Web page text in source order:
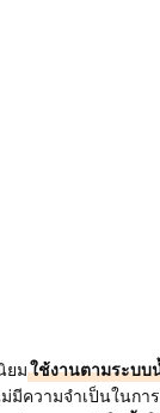
ยมใช้งานตามระบบ
ความจำเป็นในกา